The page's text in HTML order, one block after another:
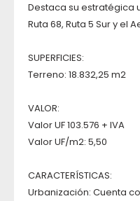
Destaca su estratégica
Ruta 68, Ruta 5 Sur y el
SUPERFICIES:
Terreno: 18.832,25 m2
VALOR:
Valor UF 103.576 + IVA
Valor UF/m2: 5,50
CARACTERÍSTICAS:
Urbanización: Cuenta